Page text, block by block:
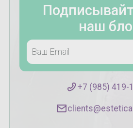
наш
+7 (985) 419-